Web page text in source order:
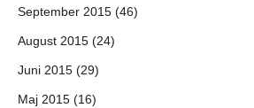
September 2015 (46)
August 2015 (24)
Juni 2015 (29)
Maj 2015 (16)